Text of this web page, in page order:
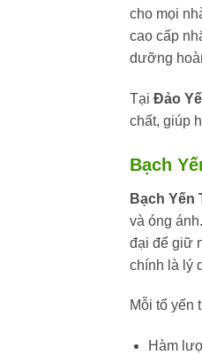
cho mọi
cao cấp
dưỡng
Tại Đảo
chất, giúp
Bạch
Bạch Yến
và óng
đại để giữ
chính là lý
Mỗi tổ yến
Hàm